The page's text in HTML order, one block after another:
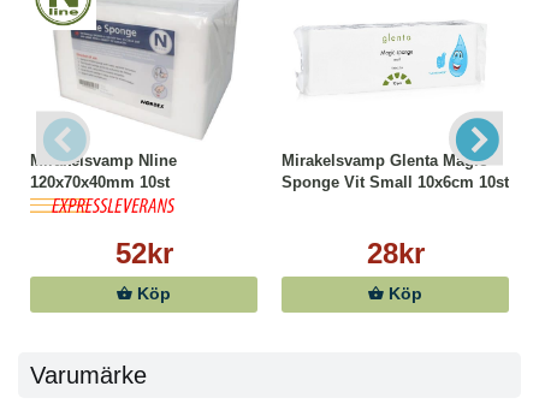
Mirakelsvamp Nline
120x70x40mm 10st
52kr
Köp
Mirakelsvamp Glenta Magic
Sponge Vit Small 10x6cm 10st
28kr
Köp
Varumärke